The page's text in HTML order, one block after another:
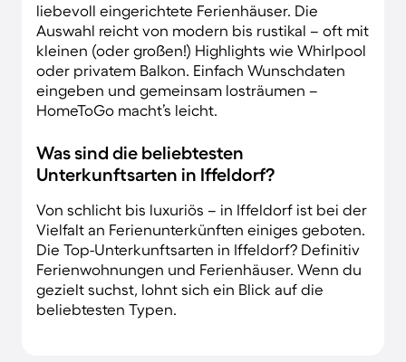
liebevoll eingerichtete Ferienhäuser. Die
Auswahl reicht von modern bis rustikal – oft mit
kleinen (oder großen!) Highlights wie Whirlpool
oder privatem Balkon. Einfach Wunschdaten
eingeben und gemeinsam losträumen –
HomeToGo macht’s leicht.
Was sind die beliebtesten
Unterkunftsarten in Iffeldorf?
Von schlicht bis luxuriös – in Iffeldorf ist bei der
Vielfalt an Ferienunterkünften einiges geboten.
Die Top-Unterkunftsarten in Iffeldorf? Definitiv
Ferienwohnungen und Ferienhäuser. Wenn du
gezielt suchst, lohnt sich ein Blick auf die
beliebtesten Typen.